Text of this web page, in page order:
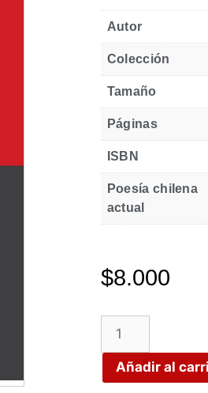
Autor
Colección
Tamaño
Páginas
ISBN
Poesía chilena
actual
$8.000
Añadir al